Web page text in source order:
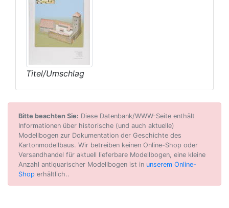
Titel/Umschlag
Bitte beachten Sie: Diese Datenbank/WWW-Seite enthält
Informationen über historische (und auch aktuelle)
Modellbogen zur Dokumentation der Geschichte des
Kartonmodellbaus. Wir betreiben keinen Online-Shop oder
Versandhandel für aktuell lieferbare Modellbogen, eine kleine
Anzahl antiquarischer Modellbogen ist in unserem Online-
Shop erhältlich..